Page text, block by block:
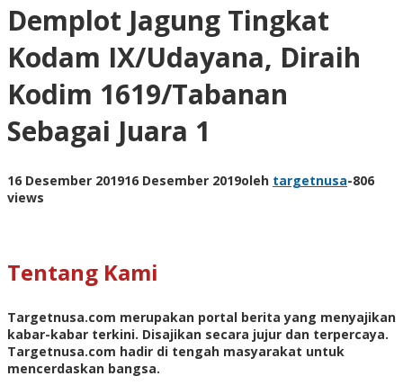
Demplot Jagung Tingkat
Kodam IX/Udayana, Diraih
Kodim 1619/Tabanan
Sebagai Juara 1
16 Desember 201916 Desember 2019oleh targetnusa-806
views
Tentang Kami
Targetnusa.com merupakan portal berita yang menyajikan
kabar-kabar terkini. Disajikan secara jujur dan terpercaya.
Targetnusa.com hadir di tengah masyarakat untuk
mencerdaskan bangsa.